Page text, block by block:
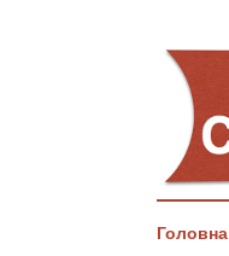
Головна